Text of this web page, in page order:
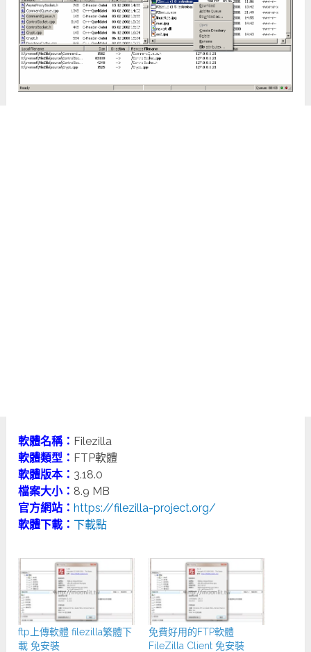
軟體名稱： Filezilla
軟體類型： FTP軟體
軟體版本： 3.18.0
檔案大小： 8.9 MB
官方網站：https://filezilla-project.org/
軟體下載：下載點
ftp上傳軟體 filezilla繁體下
載 免安裝
免費好用的FTP軟體
FileZilla Client 免安裝